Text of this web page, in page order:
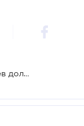
До 1 января 2025 года все владельцы паев должны оформить право собственности